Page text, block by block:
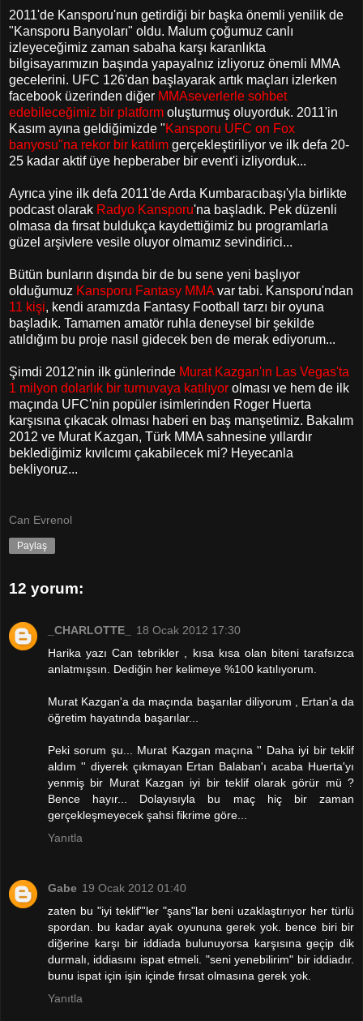
2011'de Kansporu'nun getirdiği bir başka önemli yenilik de
"Kansporu Banyoları" oldu. Malum çoğumuz canlı
izleyeceğimiz zaman sabaha karşı karanlıkta
bilgisayarımızın başında yapayalnız izliyoruz önemli MMA
gecelerini. UFC 126'dan başlayarak artık maçları izlerken
facebook üzerinden diğer MMAseverlerle sohbet
edebileceğimiz bir platform oluşturmuş oluyorduk. 2011'in
Kasım ayına geldiğimizde "Kansporu UFC on Fox
banyosu"na rekor bir katılım gerçekleştiriliyor ve ilk defa 20-
25 kadar aktif üye hepberaber bir event'i izliyorduk...
Ayrıca yine ilk defa 2011'de Arda Kumbaracıbaşı'yla birlikte
podcast olarak Radyo Kansporu'na başladık. Pek düzenli
olmasa da fırsat buldukça kaydettiğimiz bu programlarla
güzel arşivlere vesile oluyor olmamız sevindirici...
Bütün bunların dışında bir de bu sene yeni başlıyor
olduğumuz Kansporu Fantasy MMA var tabi. Kansporu'ndan
11 kişi, kendi aramızda Fantasy Football tarzı bir oyuna
başladık. Tamamen amatör ruhla deneysel bir şekilde
atıldığım bu proje nasıl gidecek ben de merak ediyorum...
Şimdi 2012'nin ilk günlerinde Murat Kazgan'ın Las Vegas'ta
1 milyon dolarlık bir turnuvaya katılıyor olması ve hem de ilk
maçında UFC'nin popüler isimlerinden Roger Huerta
karşısına çıkacak olması haberi en baş manşetimiz. Bakalım
2012 ve Murat Kazgan, Türk MMA sahnesine yıllardır
beklediğimiz kıvılcımı çakabilecek mi? Heyecanla
bekliyoruz...
Can Evrenol
Paylaş
12 yorum:
_CHARLOTTE_
18 Ocak 2012 17:30
Harika yazı Can tebrikler , kısa kısa olan biteni tarafsızca
anlatmışsın. Dediğin her kelimeye %100 katılıyorum.
Murat Kazgan'a da maçında başarılar diliyorum , Ertan'a da
öğretim hayatında başarılar...
Peki sorum şu... Murat Kazgan maçına '' Daha iyi bir teklif
aldım '' diyerek çıkmayan Ertan Balaban'ı acaba Huerta'yı
yenmiş bir Murat Kazgan iyi bir teklif olarak görür mü ?
Bence hayır... Dolayısıyla bu maç hiç bir zaman
gerçekleşmeyecek şahsi fikrime göre...
Yanıtla
Gabe 19 Ocak 2012 01:40
zaten bu "iyi teklif"'ler "şans"lar beni uzaklaştırıyor her türlü
spordan. bu kadar ayak oyununa gerek yok. bence biri bir
diğerine karşı bir iddiada bulunuyorsa karşısına geçip dik
durmalı, iddiasını ispat etmeli. "seni yenebilirim" bir iddiadır.
bunu ispat için işin içinde fırsat olmasına gerek yok.
Yanıtla